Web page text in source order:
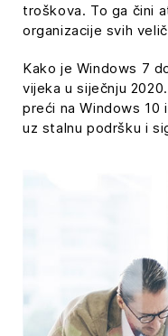
troškova. To ga čini
organizacije svih
Kako je Windows 7
vijeka u siječnju
preći na Windows
uz stalnu podršku i